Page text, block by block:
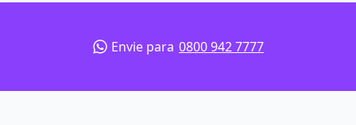
Envie para 0800 942 7777